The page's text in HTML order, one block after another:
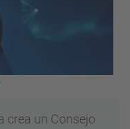
crea un Consejo